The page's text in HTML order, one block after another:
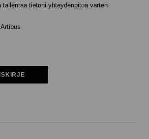
tallentaa tietoni yhteydenpitoa varten